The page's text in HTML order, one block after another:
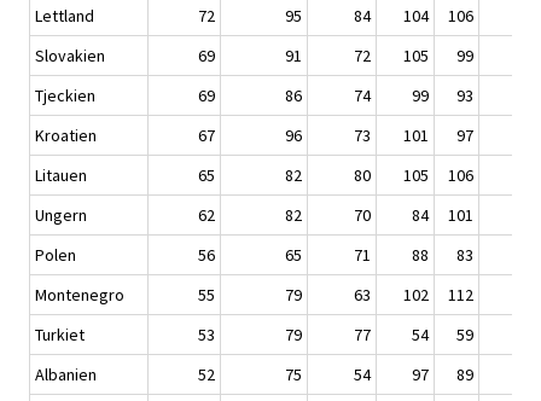
Lettland 72 95 84 104 106
Slovakien
69 91 72 105 99
Tjeckien
69 86 74 99 93
Kroatien
67 96 73 101 97
Litauen
65 82 80 105 106
Ungern
62 82 70 84 101
Polen
56 65 71 88 83
Montenegro
55 79 63 102 112
Turkiet
53 79 77 54 59
Albanien
52 75 54 97 89